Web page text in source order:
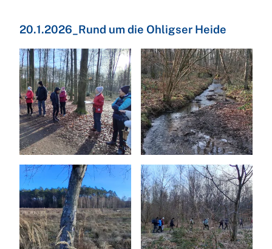
20.1.2026_Rund um die Ohligser Heide